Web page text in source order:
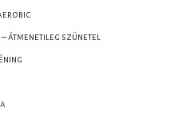
átmenetileg szünetel